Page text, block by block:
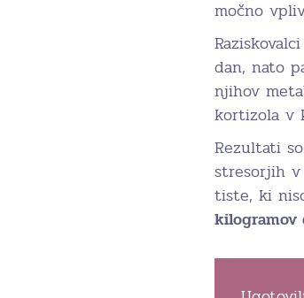
močno
dan, nato
njihov
kortizola v
Rezultati
stresorjih
tiste, ki
kilogramov